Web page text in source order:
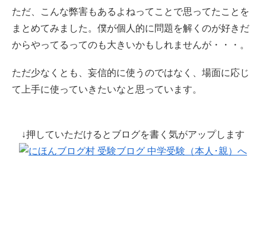
ただ、こんな弊害もあるよねってことで思ってたことを
まとめてみました。僕が個人的に問題を解くのが好きだ
からやってるってのも大きいかもしれませんが・・・。
ただ少なくとも、妄信的に使うのではなく、場面に応じ
て上手に使っていきたいなと思っています。
↓押していただけるとブログを書く気がアップします